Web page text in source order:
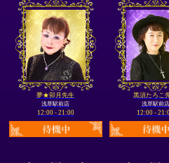
夢★卯月先生
浅草駅前店
12:00 - 21:00
黒須たろこ
浅草駅前店
12:00 -